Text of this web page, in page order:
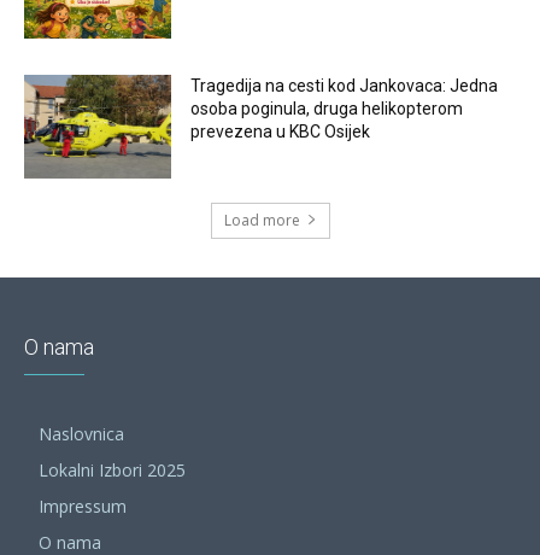
Tragedija na cesti kod Jankovaca: Jedna
osoba poginula, druga helikopterom
prevezena u KBC Osijek
Load more
O nama
Naslovnica
Lokalni Izbori 2025
Impressum
O nama